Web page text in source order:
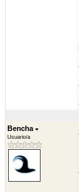
Bencha
Usuario/a